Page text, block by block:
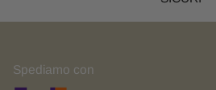
Spediamo con